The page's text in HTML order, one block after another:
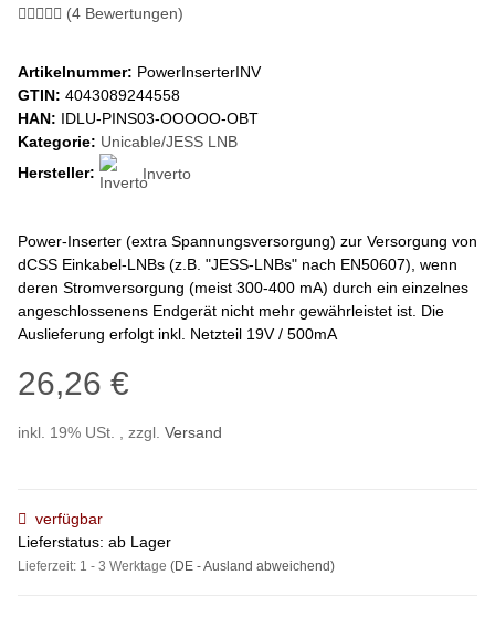
(4 Bewertungen)
Artikelnummer: PowerInserterINV
GTIN: 4043089244558
HAN: IDLU-PINS03-OOOOO-OBT
Kategorie: Unicable/JESS LNB
Hersteller:
Inverto
Power-Inserter (extra Spannungsversorgung) zur Versorgung von
dCSS Einkabel-LNBs (z.B. "JESS-LNBs" nach EN50607), wenn
deren Stromversorgung (meist 300-400 mA) durch ein einzelnes
angeschlossenens Endgerät nicht mehr gewährleistet ist. Die
Auslieferung erfolgt inkl. Netzteil 19V / 500mA
26,26 €
inkl. 19% USt. , zzgl. Versand
verfügbar
Lieferstatus: ab Lager
Lieferzeit: 1 - 3 Werktage (DE - Ausland abweichend)